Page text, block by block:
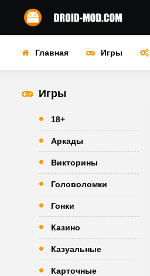
Главная Игры
Игры
18+
Аркады
Викторины
Головоломки
Гонки
Казино
Казуальные
Карточные